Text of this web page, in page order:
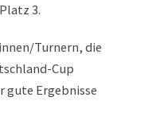
3.
Turnern, die
Cup
gute Ergebnisse